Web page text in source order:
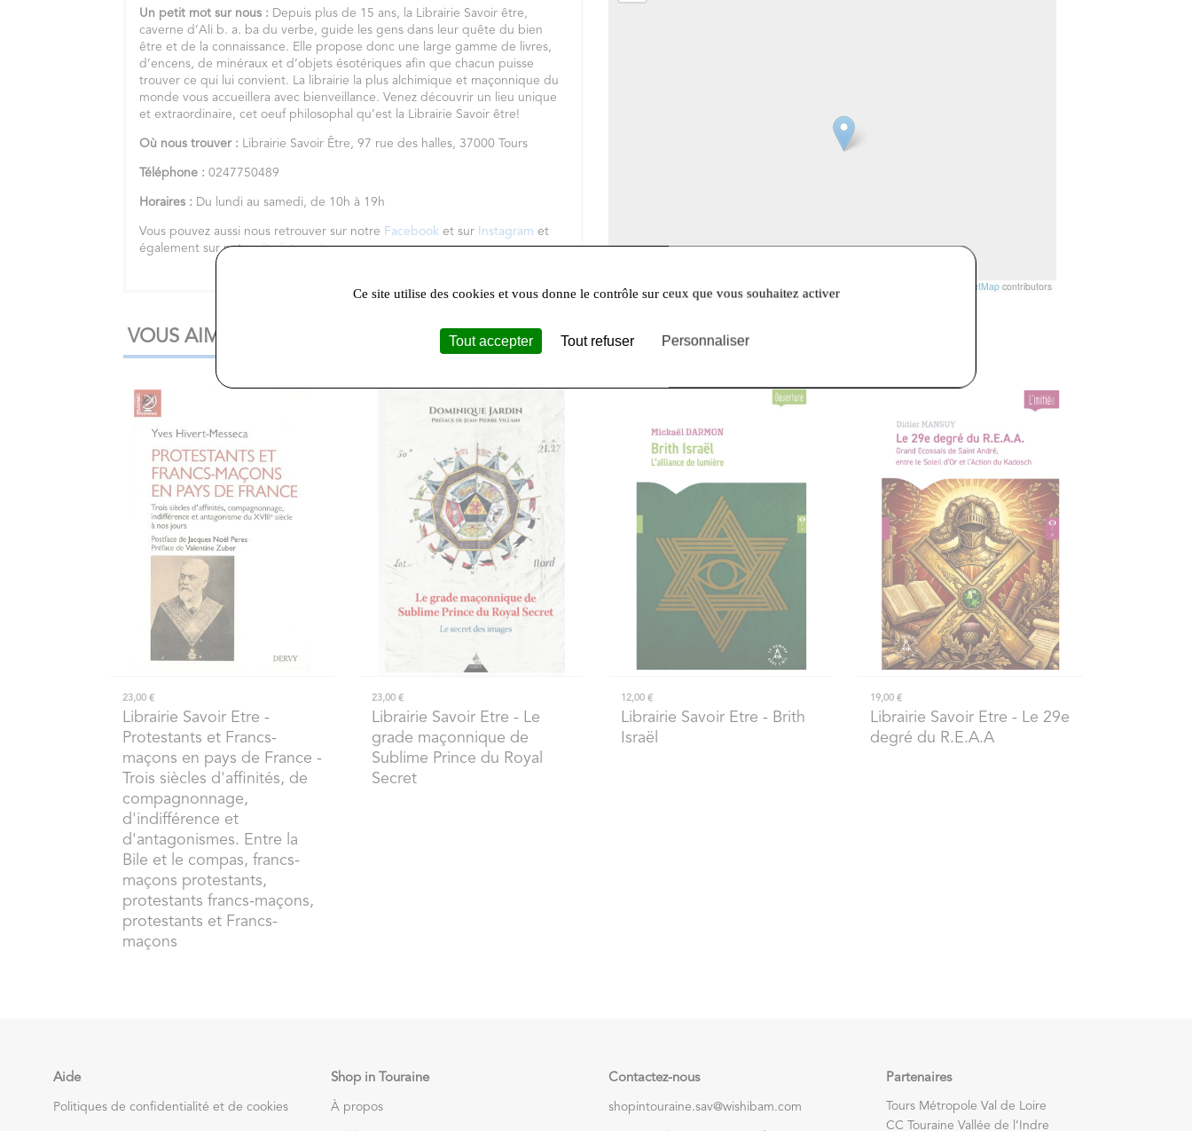
Un petit mot sur nous : Depuis plus de 15 ans, la Librairie Savoir être,
caverne d’Ali b. a. ba du verbe, guide les gens dans leur quête du bien
être et de la connaissance. Elle propose donc une large gamme de livres,
d’encens, de minéraux et d’objets ésotériques afin que chacun puisse
trouver ce qui lui convient. La librairie la plus alchimique et maçonnique du
monde vous accueillera avec bienveillance. Venez découvrir un lieu unique
et extraordinaire, cet oeuf philosophal qu’est la Librairie Savoir être!
Où nous trouver : Librairie Savoir Être, 97 rue des halles, 37000 Tours
Téléphone : 0247750489
Horaires : Du lundi au samedi, de 10h à 19h
Vous pouvez aussi nous retrouver sur notre Facebook et sur Instagram et
également sur notresite internet
Leaflet © Openstreetmap France | © OpenStreetMapcontributors
VOUS AIMEREZ AUSSI
23,00 €
Librairie Savoir Etre -
Protestants et Francs-
maçons en pays de France -
Trois siècles d'affinités, de
compagnonnage,
d'indifférence et
d'antagonismes. Entre la
Bile et le compas, francs-
maçons protestants,
protestants francs-maçons,
protestants et Francs-
maçons
23,00 €
Librairie Savoir Etre - Le
grade maçonnique de
Sublime Prince du Royal
Secret
12,00 €
Librairie Savoir Etre - Brith
Israël
19,00 €
Librairie Savoir Etre - Le 29e
degré du R.E.A.A
Aide
Politiques de confidentialité et de cookies
Shop in Touraine
À propos
Contactez-nous
shopintouraine.sav@wishibam.com
Partenaires
Tours Métropole Val de Loire
CC Touraine Vallée de l’Indre
Ce site utilise des cookies et vous donne le contrôle sur ceux que vous souhaitez activer
Tout accepter Tout refuser Personnaliser